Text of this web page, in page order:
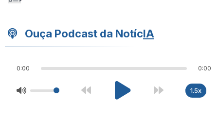
Ouça Podcast da NotícIA
0:00 0:00
1.5x